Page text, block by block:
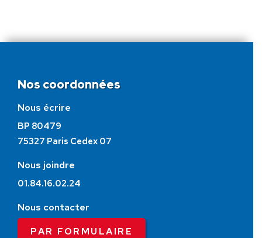
Nos coordonnées
Nous écrire
BP 80479
75327 Paris Cedex 07
Nous joindre
01.84.16.02.24
Nous contacter
PAR FORMULAIRE